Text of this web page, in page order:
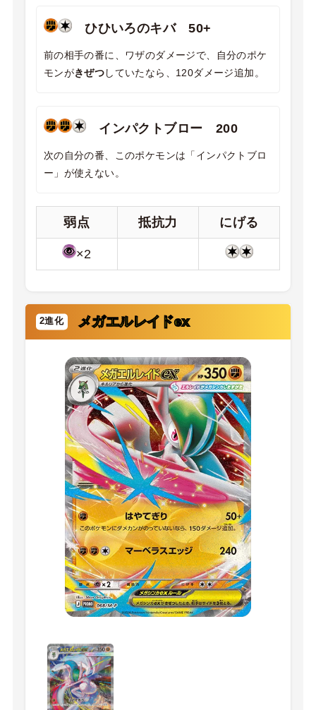
ひひいろのキバ 50+
前の相手の番に、ワザのダメージで、自分のポケ
モンがきぜつしていたなら、120ダメージ追加。
インパクトブロー 200
次の自分の番、このポケモンは「インパクトブロ
ー」が使えない。
弱点 抵抗力 にげる
×2
メガエルレイドex